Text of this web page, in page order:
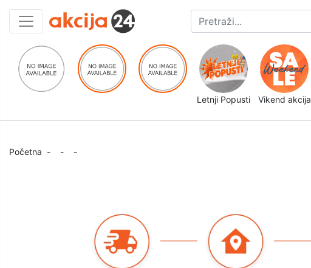
Letnji Popusti Vikend akcija
Početna - - -